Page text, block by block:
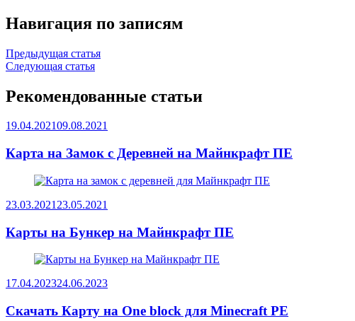
Навигация по записям
Предыдущая статья
Следующая статья
Рекомендованные статьи
19.04.202109.08.2021
Карта на Замок с Деревней на Майнкрафт ПЕ
23.03.2021 23.05.2021
Карты на Бункер на Майнкрафт ПЕ
17.04.202324.06.2023
Скачать Карту на One block для Minecraft PE